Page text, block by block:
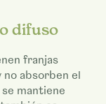
difuso
franjas
no absorben el
mantiene